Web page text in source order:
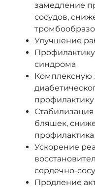
замедление
сосудов,
Улучшение
синдрома
Комплексную
бляшек,
Ускорение
сердечно-
Продление